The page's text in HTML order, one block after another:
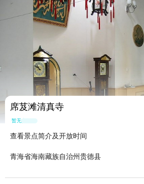
席芨滩清真寺
暂无点评
查看景点简介及开放时间
青海省海南藏族自治州贵德县